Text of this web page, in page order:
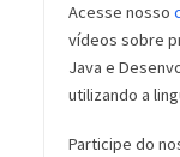
Acesse nosso
vídeos sobre
Java e
utilizando a
Participe do